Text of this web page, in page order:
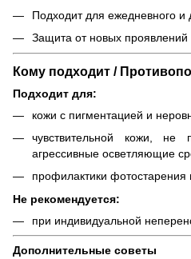
Подходит для ежедневного и
Защита от новых проявлений
Кому подходит /
Подходит для:
кожи с пигментацией и
чувствительной кожи, не
агрессивные осветляющие
профилактики фотостарения
Не рекомендуется:
при индивидуальной
Дополнительные советы